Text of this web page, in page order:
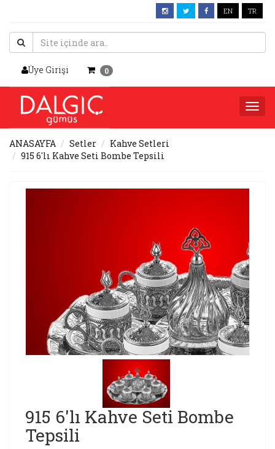
TR
EN
Üye Girişi 0
ANASAYFA Setler
Kahve Setleri
915 6'lı Kahve Seti Bombe Tepsili
915 6'lı Kahve Seti Bombe
Tepsili